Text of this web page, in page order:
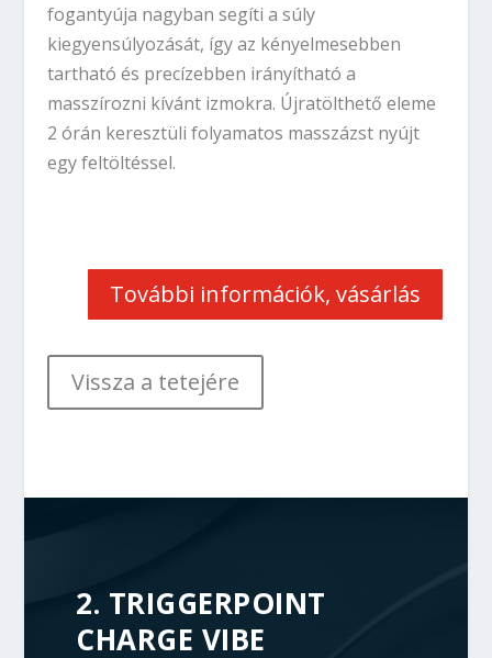
fogantyúja nagyban segíti a súly
kiegyensúlyozását, így az kényelmesebben
tartható és precízebben irányítható a
masszírozni kívánt izmokra. Újratölthető eleme
2 órán keresztüli folyamatos masszázst nyújt
egy feltöltéssel.
További információk, vásárlás
Vissza a tetejére
2. TRIGGERPOINT
CHARGE VIBE